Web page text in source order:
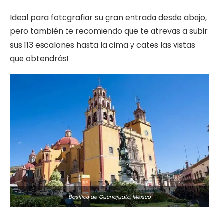
Ideal para fotografiar su gran entrada desde abajo,
pero también te recomiendo que te atrevas a subir
sus 113 escalones hasta la cima y cates las vistas
que obtendrás!
Basílica de Guanajuato, México